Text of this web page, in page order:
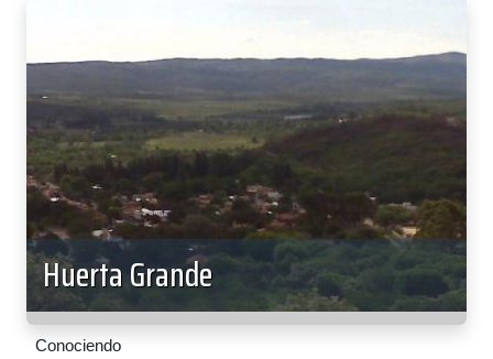
Huerta Grande
Conociendo